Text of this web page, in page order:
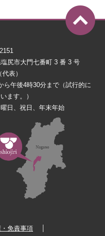
尻市大門七番町 3 番 3 号
表）
ら午後4時30分まで（試行的に
ます。）
日、祝日、年末年始
免責事項